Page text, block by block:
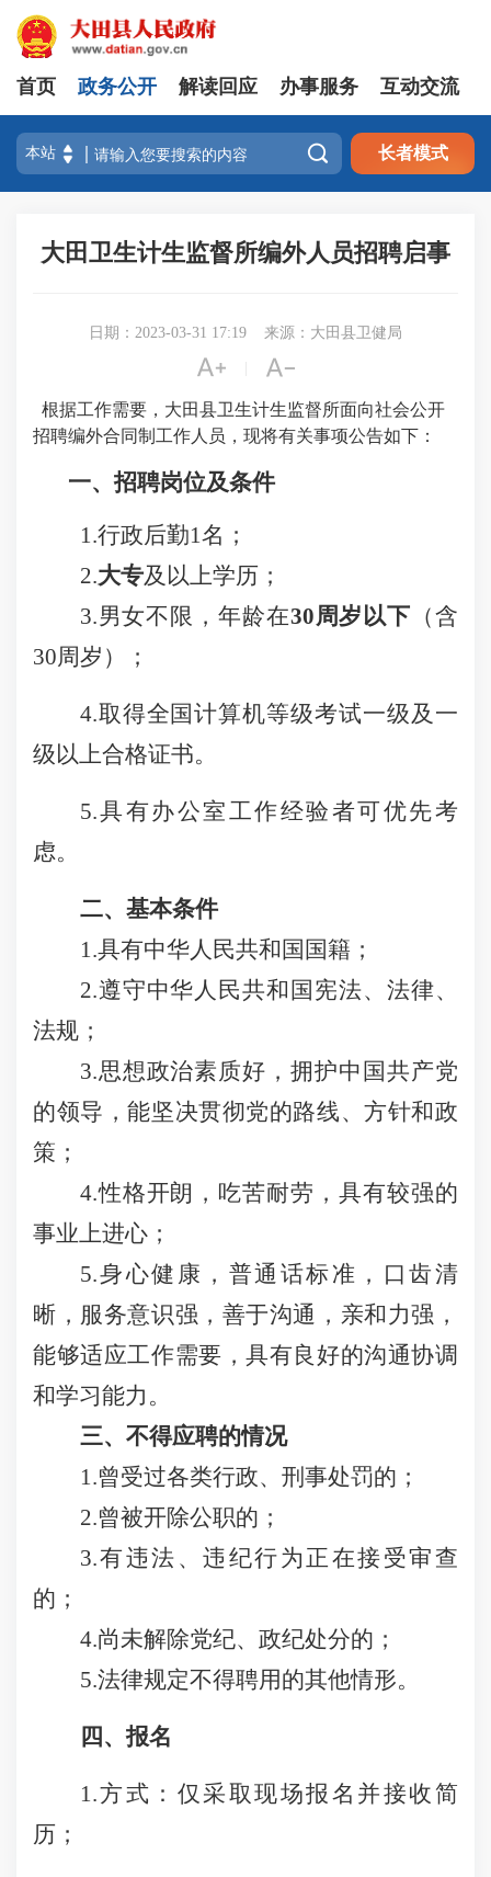
首页 政务公开 解读回应 办事服务 互动交流
 长者模式
大田卫生计生监督所编外人员招聘启事
日期：2023-03-31 17:19 来源：大田县卫健局
 
根据工作需要，大田县卫生计生监督所面向社会公开
招聘编外合同制工作人员，现将有关事项公告如下：
一、招聘岗位及条件
1.行政后勤1名；
2.大专及以上学历；
3.男女不限，年龄在30周岁以下 （含
30周岁）；
4.取得全国计算机等级考试一级及一
级以上合格证书。
5.具有办公室工作经验者可优先考
虑。
二、基本条件
1.具有中华人民共和国国籍；
2.遵守中华人民共和国宪法、法律、
法规；
3.思想政治素质好，拥护中国共产党
的领导，能坚决贯彻党的路线、方针和政
策；
4.性格开朗，吃苦耐劳，具有较强的
事业上进心；
5.身心健康，普通话标准，口齿清
晰，服务意识强，善于沟通，亲和力强，
能够适应工作需要，具有良好的沟通协调
和学习能力。
三、不得应聘的情况
1.曾受过各类行政、刑事处罚的；
2.曾被开除公职的；
3.有违法、违纪行为正在接受审查
的；
4.尚未解除党纪、政纪处分的；
5.法律规定不得聘用的其他情形。
四、报名
1.方式：仅采取现场报名并接收简
历；